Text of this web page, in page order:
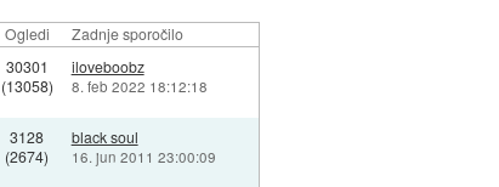
Ogledi Zadnje sporočilo
30301
(13058)
iloveboobz
8. feb 2022 18:12:18
3128
(2674)
black soul
16. jun 2011 23:00:09